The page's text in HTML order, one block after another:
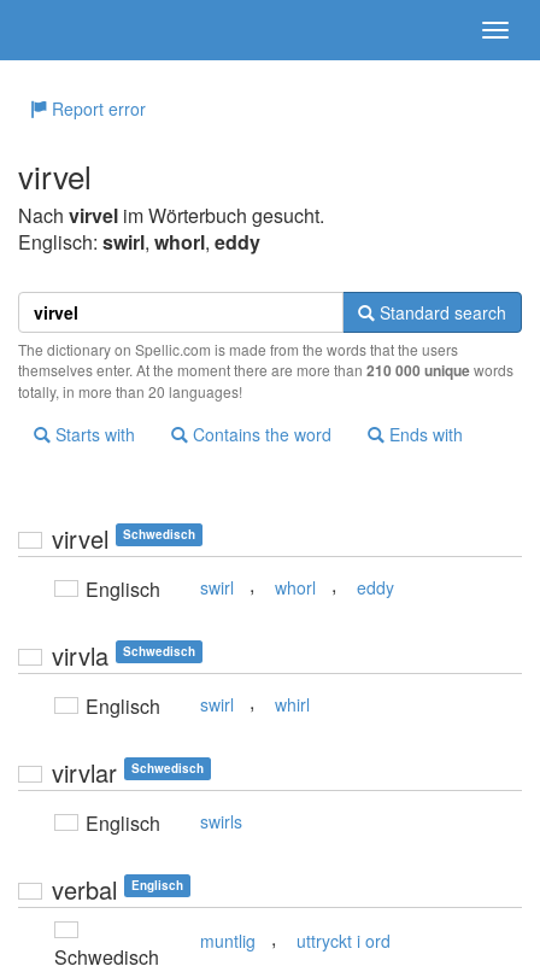
Report error
virvel
Nach virvel im Wörterbuch gesucht.
Englisch: swirl, whorl, eddy
Standard search
The dictionary on Spellic.com is made from the words that the users
themselves enter. At the moment there are more than 210 000 uniquewords
totally, in more than 20 languages!
Starts with Contains the word Ends with
virvel Schwedisch
Englisch swirl , whorl , eddy
virvla Schwedisch
Englisch swirl , whirl
virvlar Schwedisch
Englisch swirls
verbal Englisch
Schwedisch
muntlig , uttryckt i ord